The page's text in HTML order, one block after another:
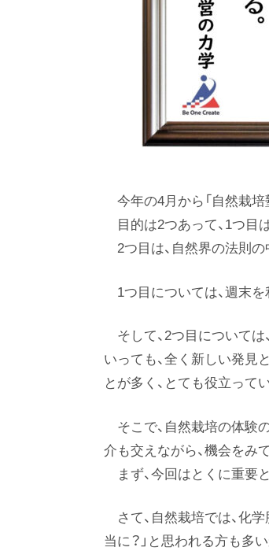
今年の4月から「自然栽培
目的は2つあって、1つ目
2つ目は、自然界の法則
1つ目については、週末
そして、2つ目について
いっても、全く新しい発見
とが多く、とても役立って
そこで、自然栽培の体験
介も交えながら、機会をみ
まず、今回はとくに重要
さて、自然栽培では、化
当に？」と思われる方も多